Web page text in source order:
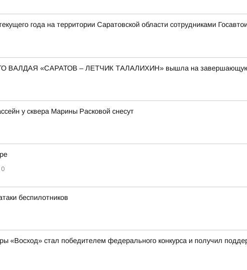
года на территории Саратовской области сотрудниками
ВАЛДАЯ «САРАТОВ – ЛЕТЧИК ТАЛАЛИХИН» вышла на
у сквера Марины Расковой снесут
беспилотников
«Восход» стал победителем федерального конкурса и получил